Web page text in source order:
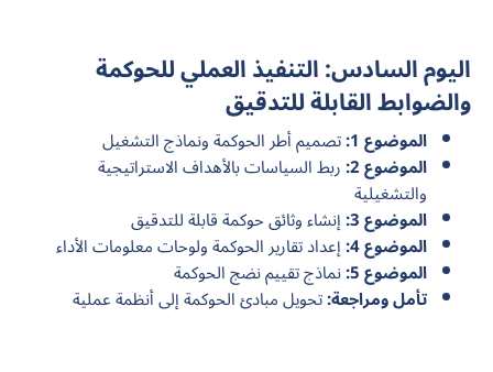
اليوم السادس: التنفيذ العملي للحوكمة
والضوابط القابلة للتدقيق
الموضوع 1: تصميم أطر الحوكمة ونماذج التشغيل
الموضوع 2: ربط السياسات بالأهداف الاستراتيجية
والتشغيلية
الموضوع 3: إنشاء وثائق حوكمة قابلة للتدقيق
الموضوع 4: إعداد تقارير الحوكمة ولوحات معلومات الأداء
الموضوع 5: نماذج تقييم نضج الحوكمة
تأمل ومراجعة:تحويل مبادئ الحوكمة إلى أنظمة عملية